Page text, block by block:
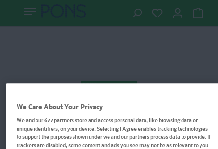
We Care About Your Privacy
We and our677partners store and access personal data, like browsing data or
unique identifiers, on your device. Selecting I Agree enables tracking technologies
to support the purposes shown under we and our partners process data to provide. If
trackers are disabled, some content and ads you see may not be as relevant to you.